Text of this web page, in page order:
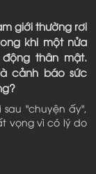
giới thường rơi
khi một nửa
thân mật.
cảnh báo sức
"chuyện ấy",
vọng vì có lý do